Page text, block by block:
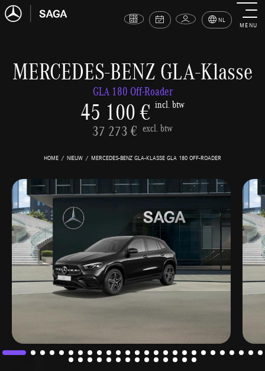
NL
MENU
MERCEDES-BENZ GLA-Klasse
GLA 180 Off-Roader
45 100 € incl. btw
37 273 € excl. btw
HOME NIEUW MERCEDES-BENZ GLA-KLASSE GLA 180 OFF-ROADER